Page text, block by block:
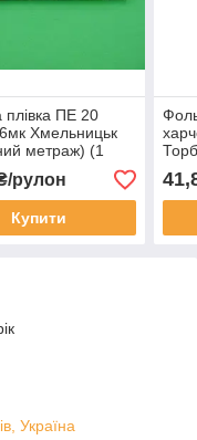
плівка ПЕ 20
Хмельницьк
метраж) (1
рулон
Купити
Україна